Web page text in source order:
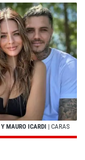
MAURO ICARDI | CARAS